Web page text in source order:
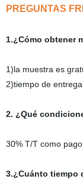
PREGUNTAS
1.¿Cómo obtener
1)la muestra es
2)tiempo de
2. ¿Qué
30% T/T como
3.¿Cuánto tiempo